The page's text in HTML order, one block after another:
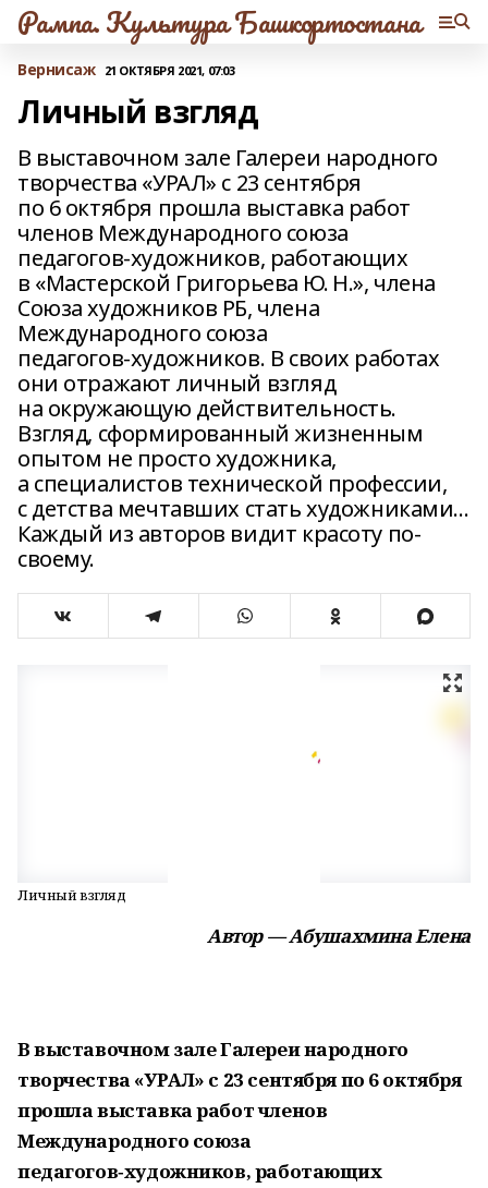
Рампа. Культура Башкортостана
Вернисаж 21 ОКТЯБРЯ 2021, 07:03
Личный взгляд
В выставочном зале Галереи народного
творчества «УРАЛ» с 23 сентября
по 6 октября прошла выставка работ
членов Международного союза
педагогов‑художников, работающих
в «Мастерской Григорьева Ю. Н.», члена
Союза художников РБ, члена
Международного союза
педагогов‑художников. В своих работах
они отражают личный взгляд
на окружающую действительность.
Взгляд, сформированный жизненным
опытом не просто художника,
а специалистов технической профессии,
с детства мечтавших стать художниками…
Каждый из авторов видит красоту по-
своему.
Личный взгляд
Автор — Абушахмина Елена
В выставочном зале Галереи народного
творчества «УРАЛ» с 23 сентября по 6 октября
прошла выставка работ членов
Международного союза
педагогов‑художников, работающих